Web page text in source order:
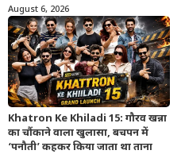
August 6, 2026
Khatron Ke Khiladi 15: गौरव खन्ना
का चौंकाने वाला खुलासा, बचपन में
‘पनौती’ कहकर किया जाता था ताना